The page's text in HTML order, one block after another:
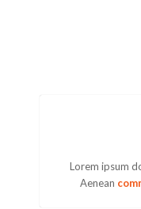
Lorem ipsum
Aenean